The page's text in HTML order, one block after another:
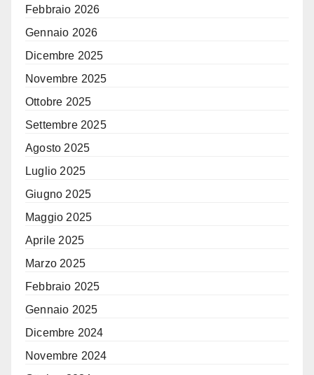
Febbraio 2026
Gennaio 2026
Dicembre 2025
Novembre 2025
Ottobre 2025
Settembre 2025
Agosto 2025
Luglio 2025
Giugno 2025
Maggio 2025
Aprile 2025
Marzo 2025
Febbraio 2025
Gennaio 2025
Dicembre 2024
Novembre 2024